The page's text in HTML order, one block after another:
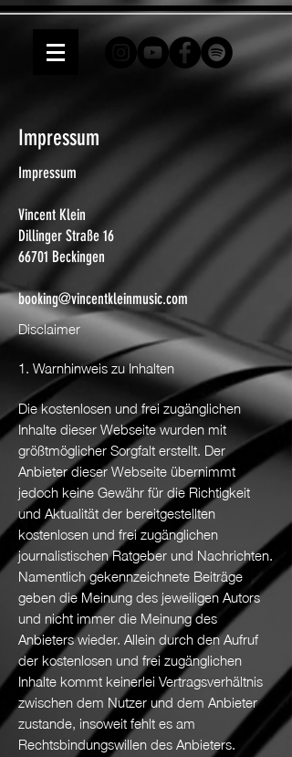
Impressum
Impressum
Vincent Klein
Dillinger Straße 16
66701 Beckingen
booking@vincentkleinmusic.com
Disclaimer
1. Warnhinweis zu Inhalten
Die kostenlosen und frei zugänglichen
Inhalte dieser Webseite wurden mit
größtmöglicher Sorgfalt erstellt. Der
Anbieter dieser Webseite übernimmt
jedoch keine Gewähr für die Richtigkeit
und Aktualität der bereitgestellten
kostenlosen und frei zugänglichen
journalistischen Ratgeber und Nachrichten.
Namentlich gekennzeichnete Beiträge
geben die Meinung des jeweiligen Autors
und nicht immer die Meinung des
Anbieters wieder. Allein durch den Aufruf
der kostenlosen und frei zugänglichen
Inhalte kommt keinerlei Vertragsverhältnis
zwischen dem Nutzer und dem Anbieter
zustande, insoweit fehlt es am
Rechtsbindungswillen des Anbieters.